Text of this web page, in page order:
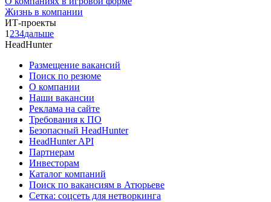
Жизнь в компании
ИТ-проекты
1 234дальше
HeadHunter
Размещение вакансий
Поиск по резюме
О компании
Наши вакансии
Реклама на сайте
Требования к ПО
Безопасный HeadHunter
HeadHunter API
Партнерам
Инвесторам
Каталог компаний
Поиск по вакансиям в Атюрьеве
Сетка: соцсеть для нетворкинга